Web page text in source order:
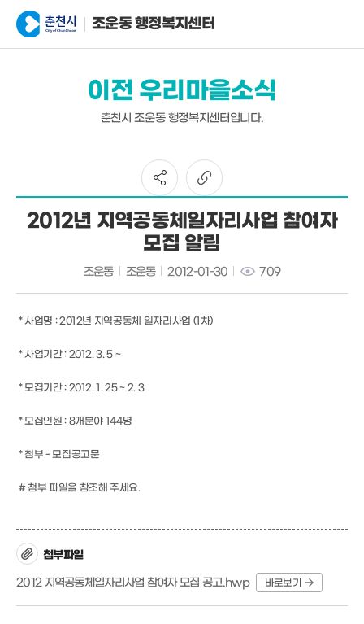
조운동 행정복지센터
이전 우리마을소식
춘천시 조운동 행정복지센터입니다.
2012년 지역공동체일자리사업 참여자
모집 알림
조운동 조운동 2012-01-30 709
* 사업명 : 2012년 지역공동체 일자리사업 (1차)
* 사업기간 : 2012. 3. 5 ~
* 모집기간 : 2012. 1. 25 ~ 2. 3
* 모집인원 : 8개분야 144명
* 첨부 - 모집공고문
# 첨부 파일을 참조해 주세요.
첨부파일
2012 지역공동체일자리사업 참여자 모집 공고.hwp
바로보기